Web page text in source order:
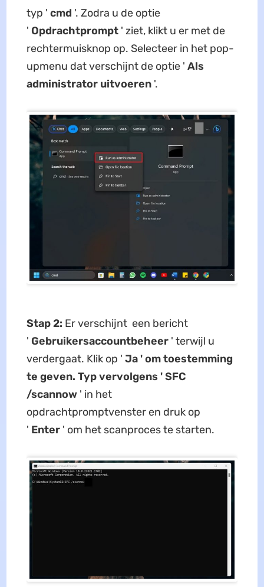
typ ' cmd '. Zodra u de optie
' Opdrachtprompt' ziet, klikt u er met de
rechtermuisknop op. Selecteer in het pop-
upmenu dat verschijnt de optie ' Als
administrator uitvoeren'.
Stap 2: Er verschijnt een bericht
' Gebruikersaccountbeheer' terwijl u
verdergaat. Klik op ' Ja ' om toestemming
te geven. Typ vervolgens 'SFC
/scannow' in het
opdrachtpromptvenster en druk op
' Enter' om het scanproces te starten.